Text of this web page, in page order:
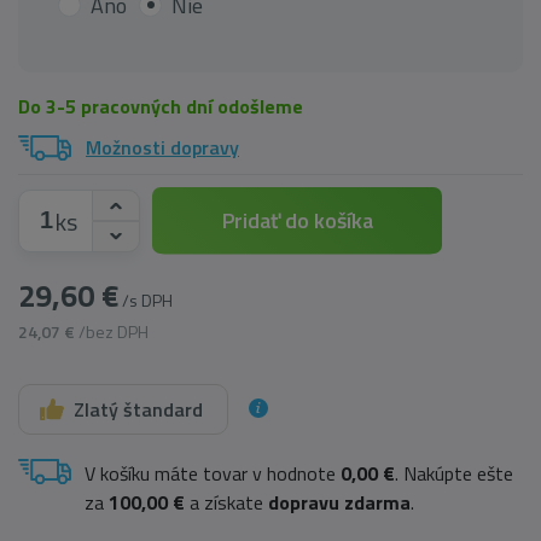
Do 3-5 pracovných dní odošleme
Možnosti dopravy
ks
29,60 €/s DPH
24,07 € /bez DPH
Pridať do košíka
Zlatý štandard
V košíku máte tovar v hodnote 0,00 €. Nakúpte ešte
za 100,00 € a získate dopravu zdarma.